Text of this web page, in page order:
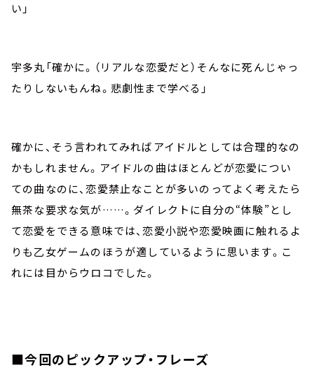
い」
宇多丸「確かに。（リアルな恋愛だと）そんなに死んじゃっ
たりしないもんね。悲劇性まで学べる」
確かに、そう言われてみればアイドルとしては合理的なの
かもしれません。アイドルの曲はほとんどが恋愛につい
ての曲なのに、恋愛禁止なことが多いのってよく考えたら
無茶な要求な気が……。ダイレクトに自分の“体験”とし
て恋愛をできる意味では、恋愛小説や恋愛映画に触れるよ
りも乙女ゲームのほうが適しているように思います。こ
れには目からウロコでした。
■今回のピックアップ・フレーズ